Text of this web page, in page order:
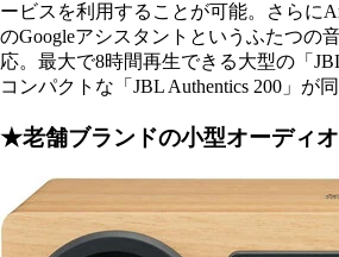
ービスを利用することが可能。さらに
のGoogleアシスタントというふたつの
応。最大で8時間再生できる大型の「JBL
コンパクトな「JBL Authentics 200」が
★老舗ブランドの小型オーディオ